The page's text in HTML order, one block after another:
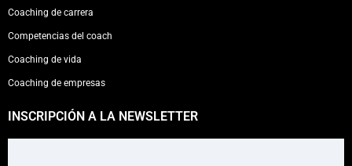
Coaching de carrera
Competencias del coach
Coaching de vida
Coaching de empresas
INSCRIPCIÓN A LA NEWSLETTER